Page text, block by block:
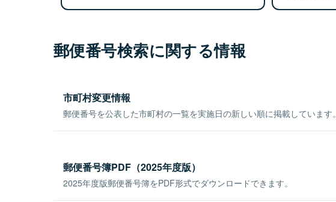
郵便番号検索に関する情報
市町村変更情報
郵便番号を公表した市町村の一覧を実施日の新しい順に掲載しています。
郵便番号簿PDF（2025年度版）
2025年度版郵便番号簿をPDF形式でダウンロードできます。